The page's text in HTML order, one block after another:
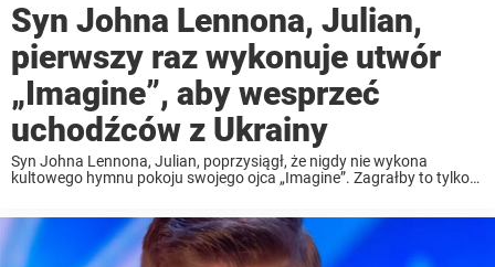
Syn Johna Lennona, Julian,
pierwszy raz wykonuje utwór
„Imagine”, aby wesprzeć
uchodźców z Ukrainy
Syn Johna Lennona, Julian, poprzysiągł, że nigdy nie wykona
kultowego hymnu pokoju swojego ojca „Imagine”. Zagrałby to tylko